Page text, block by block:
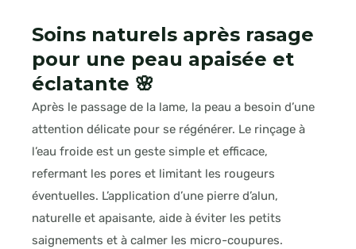
Soins naturels après rasage
pour une peau apaisée et
éclatante 🌸
Après le passage de la lame, la peau a besoin d’une
attention délicate pour se régénérer. Le rinçage à
l’eau froide est un geste simple et efficace,
refermant les pores et limitant les rougeurs
éventuelles. L’application d’une pierre d’alun,
naturelle et apaisante, aide à éviter les petits
saignements et à calmer les micro-coupures.